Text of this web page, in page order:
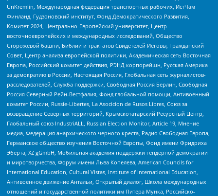
UnKremlin, Международная федерация транспортных рабочих, ИстЧам
Финланд, Гудзоновский институт, Фонд Демократического Развития,
Комитет-2024, Центрально-Европейский университет, Центр
восточноевропейских и международных исследований, Общество
Сторожевой башни, Библии и трактатов Свидетелей Иеговы, Гражданский
Совет, Центр анализа европейской политики, Академическая сеть Восточная
Европа, Российский комитет действия, РЭНД корпорейшн, Русская Америка
за демократию в России, Настоящая Россия, Глобальная сеть журналистов-
расследователей, Служба поддержки, Свободная Россия Берлин, Свободная
Россия Северный Рейн-Вестфалия, Фонд глобальной помощи, Антивоенный
комитет России, Russie-Libertes, La Asocicion de Rusos Libres, Союз за
возвращение Северных территорий, Крымскотатарский Ресурсный Центр,
Глобальный союз IndustriALL, Russian Election Monitor, Article 19, Мнение
медиа, Федерация анархического черного креста, Радио Свободная Европа,
Германское общество изучения Восточной Европы, Фонд имени Фридриха
Эберта, XZ gGmbH, Мобильная академия поддержки гендерной демократии
и миротворчества, Форум имени Льва Копелева, American Councils for
International Education, Cultural Vistas, Institute of International Education,
Антивоенное движение Антальи, Открытый диалог, Школа международных
отношений и государственной политики им Питера Мунка, Российско-